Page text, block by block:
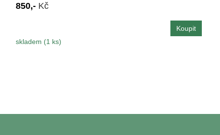
850,- Kč
skladem (1 ks)